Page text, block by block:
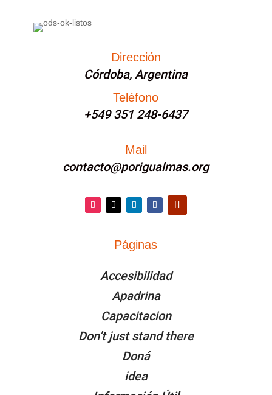
Dirección
Córdoba, Argentina
Teléfono
+549 351 248-6437
Mail
contacto@porigualmas.org
Facebook
Páginas
Accesibilidad
Apadrina
Capacitacion
Don’t just stand there
Doná
idea